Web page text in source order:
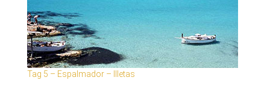
Tag 5 – Espalmador – Illetas